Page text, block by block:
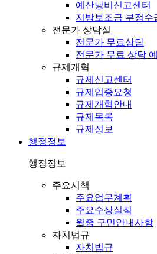
예산낭비신고센터
지방보조금 부정수
전문가 상담실
전문가 무료상담
전문가 무료 상담
규제개혁
규제신고센터
규제입증요청
규제개혁안내
규제목록
규제정보
행정정보
행정정보
주요시책
주요업무계획
주요수상실적
월중 구민안내사항
자치법규
자치법규